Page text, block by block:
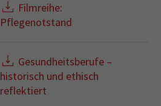
Filmreihe:
Pflegenotstand
Gesundheitsberufe –
historisch und ethisch
reflektiert